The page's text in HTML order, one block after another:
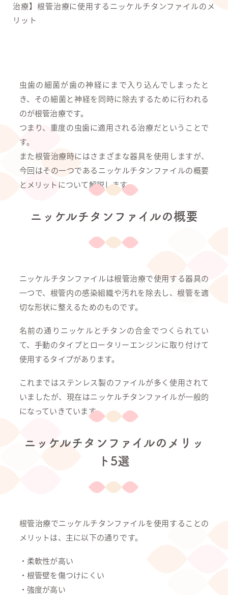
治療】根管治療に使用するニッケルチタンファイルのメ
リット
虫歯の細菌が歯の神経にまで入り込んでしまったと
き、その細菌と神経を同時に除去するために行われる
のが根管治療です。
つまり、重度の虫歯に適用される治療だということで
す。
また根管治療時にはさまざまな器具を使用しますが、
今回はその一つであるニッケルチタンファイルの概要
とメリットについて解説します。
ニッケルチタンファイルの概要
ニッケルチタンファイルは根管治療で使用する器具の
一つで、根管内の感染組織や汚れを除去し、根管を適
切な形状に整えるためのものです。
名前の通りニッケルとチタンの合金でつくられてい
て、手動のタイプとロータリーエンジンに取り付けて
使用するタイプがあります。
これまではステンレス製のファイルが多く使用されて
いましたが、現在はニッケルチタンファイルが一般的
になっていきています。
ニッケルチタンファイルのメリッ
ト5選
根管治療でニッケルチタンファイルを使用することの
メリットは、主に以下の通りです。
・柔軟性が高い
・根管壁を傷つけにくい
・強度が高い